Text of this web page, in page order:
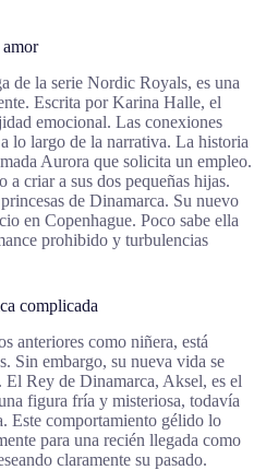
de la serie Nordic Royals, es una
Escrita por Karina Halle, el
emocional. Las conexiones
lo largo de la narrativa. La historia
Aurora que solicita un empleo.
criar a sus dos pequeñas hijas.
de Dinamarca. Su nuevo
en Copenhague. Poco sabe ella
prohibido y turbulencias
complicada
anteriores como niñera, está
Sin embargo, su nueva vida se
Rey de Dinamarca, Aksel, es el
figura fría y misteriosa, todavía
Este comportamiento gélido lo
para una recién llegada como
claramente su pasado.